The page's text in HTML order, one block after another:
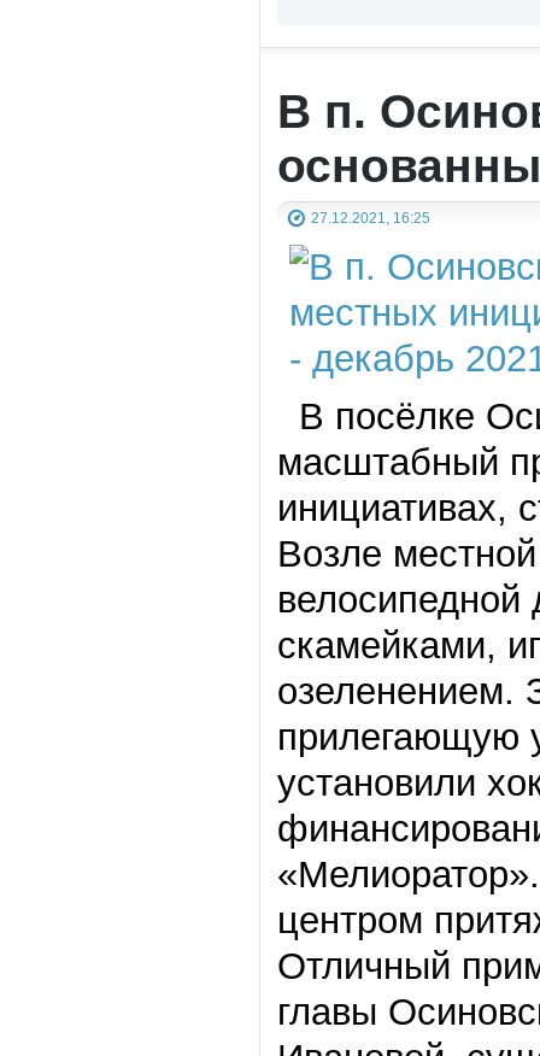
В п.
27.12.2021, 16:25
В посёлке
масштабный
инициативах,
Возле
скамейками,
озеленением.
прилегающую
установили
центром
Отличный
главы